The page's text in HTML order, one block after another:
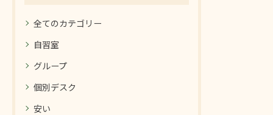
全てのカテゴリー
自習室
グループ
個別デスク
安い